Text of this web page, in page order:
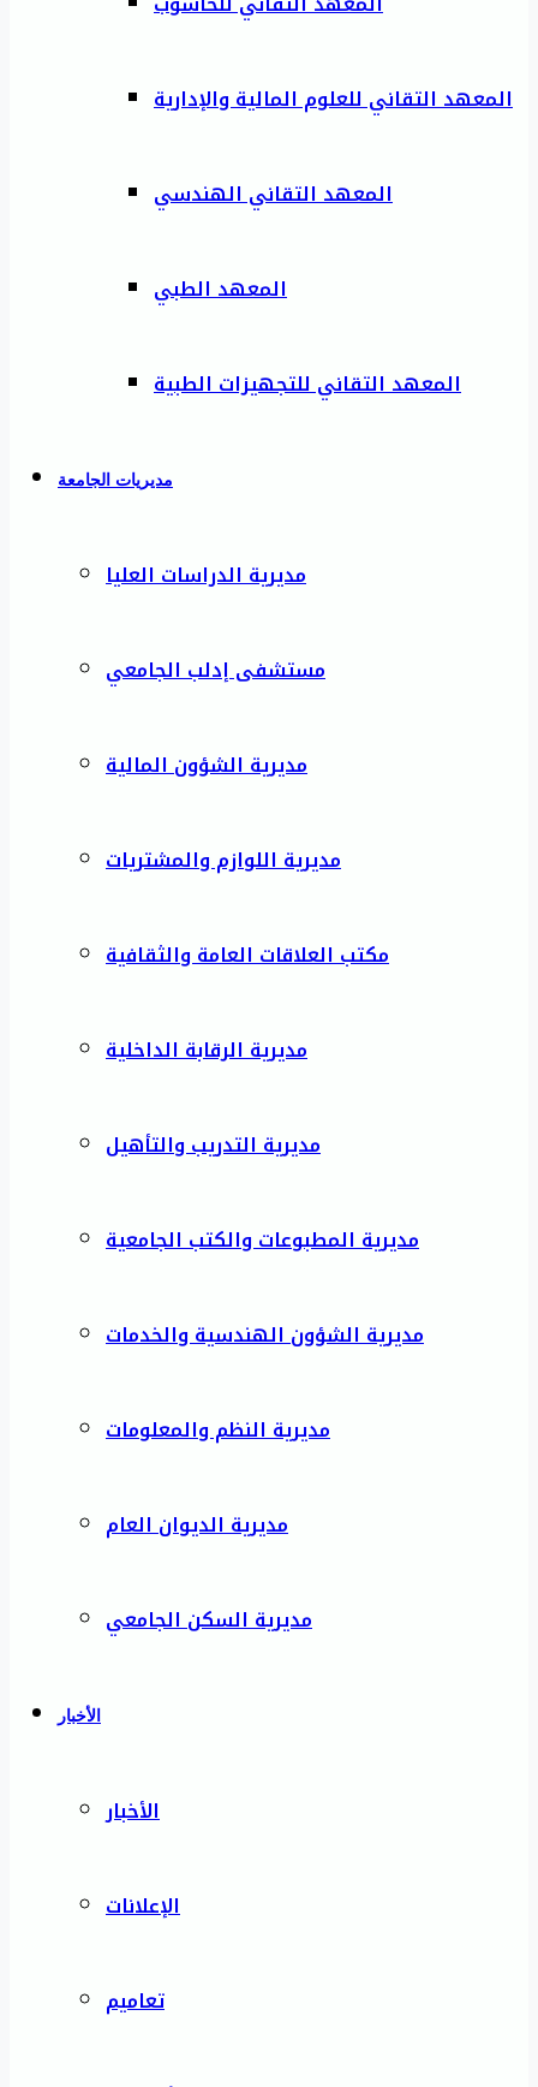
المعهد التقاني للعلوم المالية والإدارية
المعهد التقاني الهندسي
المعهد الطبي
المعهد التقاني للتجهيزات الطبية
مديريات الجامعة
مديرية الدراسات العليا
مستشفى إدلب الجامعي
مديرية الشؤون المالية
مديرية اللوازم والمشتريات
مكتب العلاقات العامة والثقافية
مديرية الرقابة الداخلية
مديرية التدريب والتأهيل
مديرية المطبوعات والكتب الجامعية
مديرية الشؤون الهندسية والخدمات
مديرية النظم والمعلومات
مديرية الديوان العام
مديرية السكن الجامعي
الأخبار
الأخبار
الإعلانات
تعاميم